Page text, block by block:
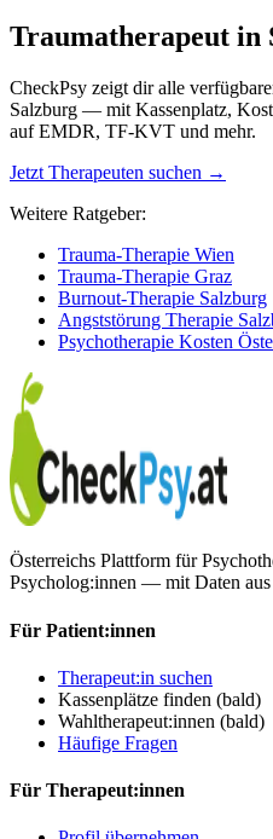
Traumatherapeut in
CheckPsy zeigt dir alle
Salzburg — mit Kassenplatz,
auf EMDR, TF-KVT und mehr.
Jetzt Therapeuten suchen →
Weitere Ratgeber:
Trauma-Therapie Wien
Trauma-Therapie Graz
Burnout-Therapie Salzburg
Angststörung Therapie
Psychotherapie Kosten
Österreichs Plattform für
Psycholog:innen — mit Daten
Für Patient:innen
Therapeut:in suchen
Kassenplätze finden (bald)
Wahltherapeut:innen (bald)
Häufige Fragen
Für Therapeut:innen